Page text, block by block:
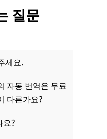
질문
세요.
자동 번역은 무료
다른가요?
요?